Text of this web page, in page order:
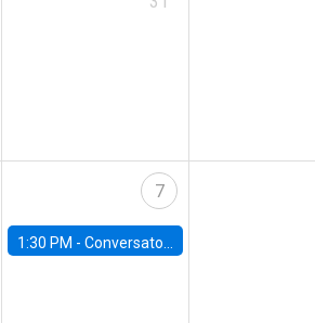
7
1:30 PM - Conversatorio | Pobreza: La mirada de León XIV